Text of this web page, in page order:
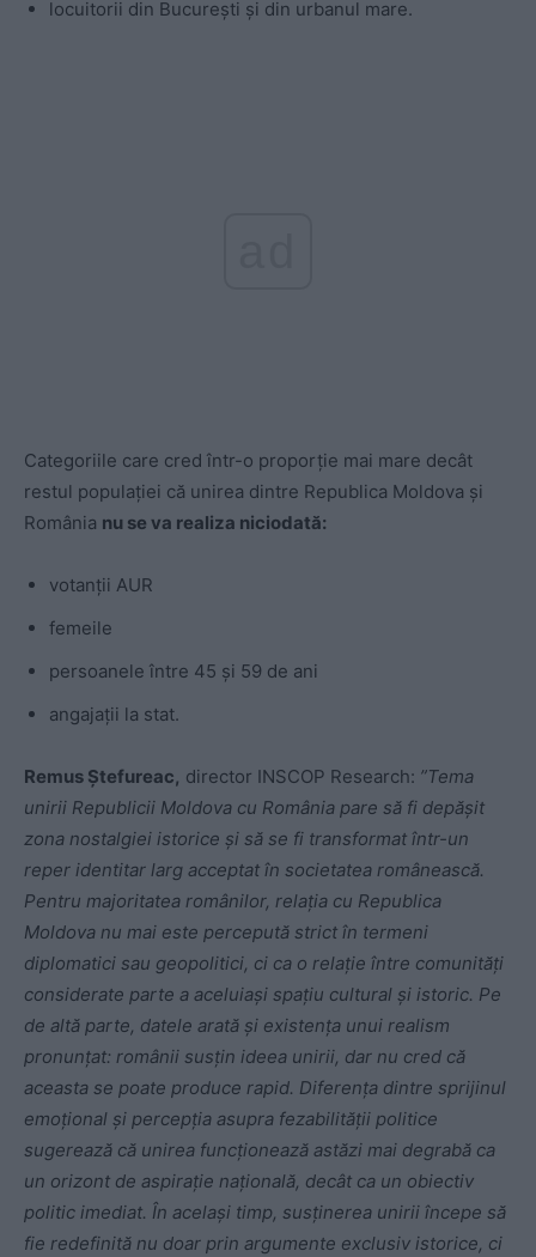
locuitorii din Bucureşti şi din urbanul mare.
Categoriile care cred într-o proporţie mai mare decât
restul populaţiei că unirea dintre Republica Moldova şi
România nu se va realiza niciodată:
votanţii AUR
femeile
persoanele între 45 şi 59 de ani
angajaţii la stat.
Remus Ştefureac, director INSCOP Research: ”Tema
unirii Republicii Moldova cu România pare să fi depăşit
zona nostalgiei istorice şi să se fi transformat într-un
reper identitar larg acceptat în societatea românească.
Pentru majoritatea românilor, relaţia cu Republica
Moldova nu mai este percepută strict în termeni
diplomatici sau geopolitici, ci ca o relaţie între comunităţi
considerate parte a aceluiaşi spaţiu cultural şi istoric. Pe
de altă parte, datele arată şi existenţa unui realism
pronunţat: românii susţin ideea unirii, dar nu cred că
aceasta se poate produce rapid. Diferenţa dintre sprijinul
emoţional şi percepţia asupra fezabilităţii politice
sugerează că unirea funcţionează astăzi mai degrabă ca
un orizont de aspiraţie naţională, decât ca un obiectiv
politic imediat. În acelaşi timp, susţinerea unirii începe să
fie redefinită nu doar prin argumente exclusiv istorice, ci